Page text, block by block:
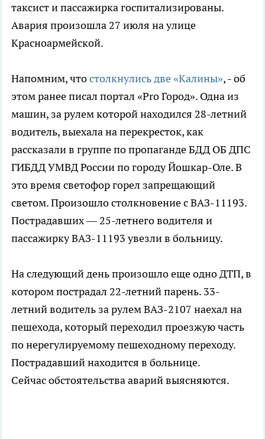
таксист и пассажирка госпитализированы.
Авария произошла 27 июля на улице
Красноармейской.
Напомним, чтостолкнулись две «Калины», - об
этом ранее писал портал «Pro Город». Одна из
машин, за рулем которой находился 28-летний
водитель, выехала на перекресток, как
рассказали в группе по пропаганде БДД ОБ ДПС
ГИБДД УМВД России по городу Йошкар-Оле. В
это время светофор горел запрещающий
светом. Произошло столкновение с ВАЗ-11193.
Пострадавших — 25-летнего водителя и
пассажирку ВАЗ-11193 увезли в больницу.
На следующий день произошло еще одно ДТП, в
котором пострадал 22-летний парень. 33-
летний водитель за рулем ВАЗ-2107 наехал на
пешехода, который переходил проезжую часть
по нерегулируемому пешеходному переходу.
Пострадавший находится в больнице.
Сейчас обстоятельства аварий выясняются.